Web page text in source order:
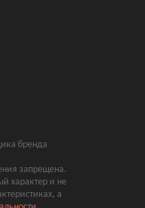
бренда
запрещена.
характер и не
а